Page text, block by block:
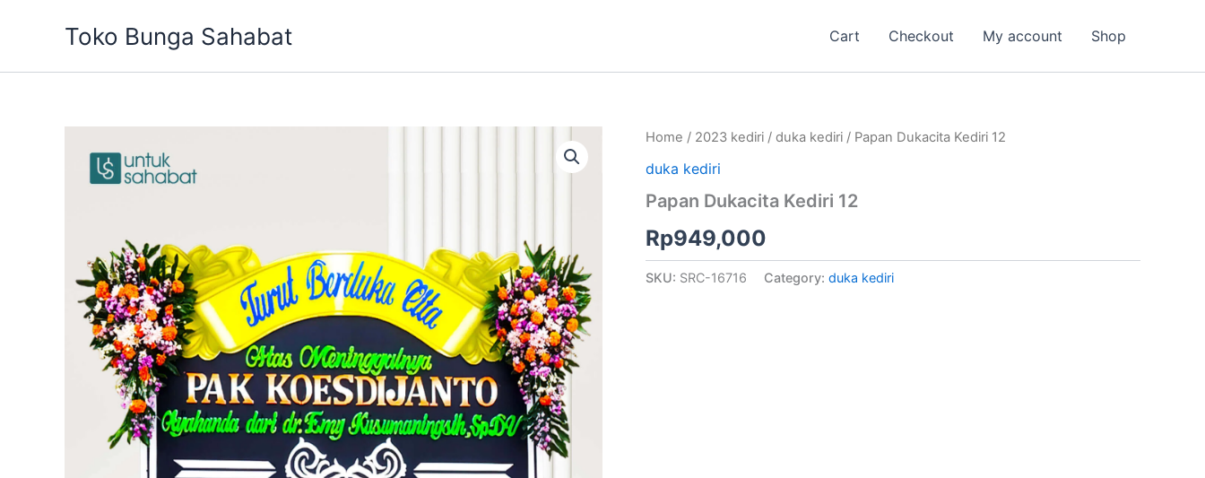
Toko Bunga Sahabat Cart Checkout My account Shop
Home / 2023 kediri / duka kediri / Papan Dukacita Kediri 12
duka kediri
Papan Dukacita Kediri 12
Rp949,000
SKU: SRC-16716 Category: duka kediri